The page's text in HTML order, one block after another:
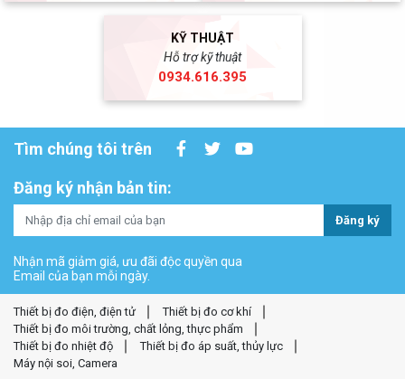
KỸ THUẬT
Hỗ trợ kỹ thuật
0934.616.395
Tìm chúng tôi trên
Đăng ký nhận bản tin:
Đăng ký
Nhận mã giảm giá, ưu đãi độc quyền qua
Email của bạn mỗi ngày.
Thiết bị đo điện, điện tử
Thiết bị đo cơ khí
Thiết bị đo môi trường, chất lỏng, thực phẩm
Thiết bị đo nhiệt độ
Thiết bị đo áp suất, thủy lực
Máy nội soi, Camera